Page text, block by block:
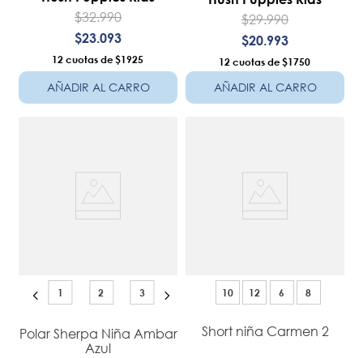
$32.990
$23 093
12 $1925
AÑADIR AL CARRO
$29.990
$20 993
12 $1750
AÑADIR AL CARRO
1 2 3
Polar Sherpa Niña Ambar
Azul
10 12 6 8
Short niña Carmen 2